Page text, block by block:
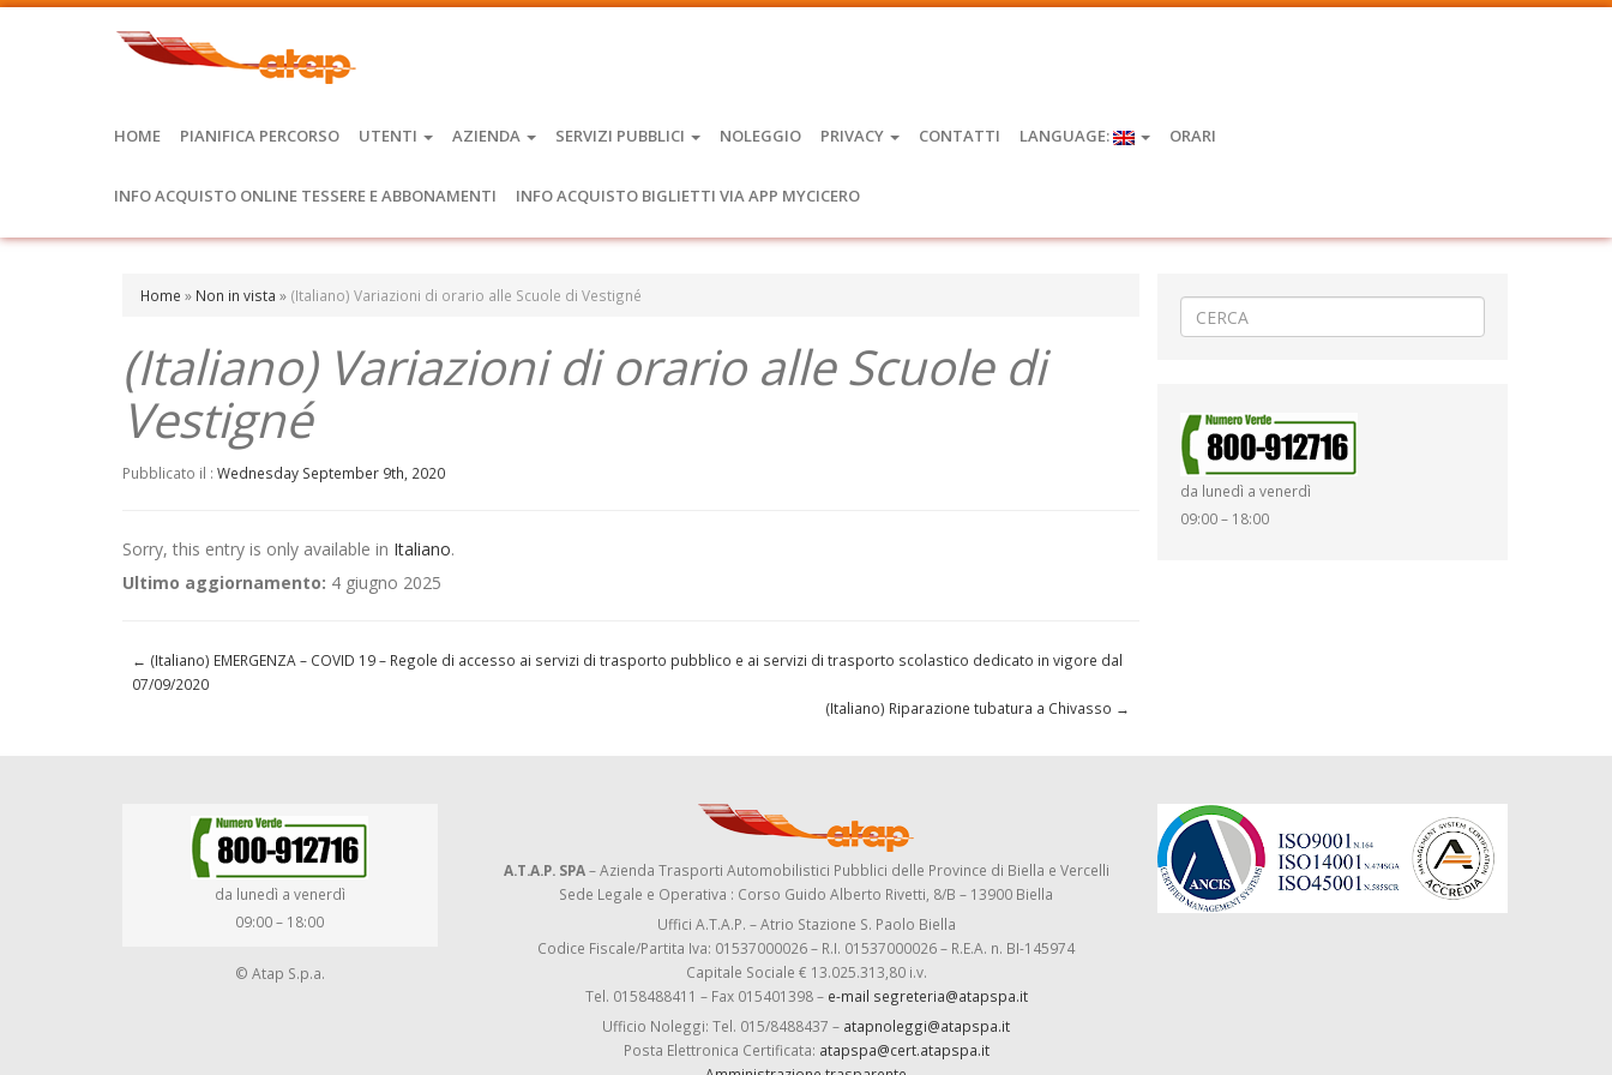
HOME PIANIFICA PERCORSO UTENTI AZIENDA SERVIZI PUBBLICI NOLEGGIO PRIVACY CONTATTI LANGUAGE: ORARI
INFO ACQUISTO ONLINE TESSERE E ABBONAMENTI INFO ACQUISTO BIGLIETTI VIA APP MYCICERO
Home » Non in vista » (Italiano) Variazioni di orario alle Scuole di Vestigné
(Italiano) Variazioni di orario alle Scuole di
Vestigné
Pubblicato il : Wednesday September 9th, 2020
Sorry, this entry is only available in Italiano.
Ultimo aggiornamento: 4 giugno 2025
← (Italiano) EMERGENZA – COVID 19 – Regole di accesso ai servizi di trasporto pubblico e ai servizi di trasporto scolastico dedicato in vigore dal
07/09/2020
(Italiano) Riparazione tubatura a Chivasso →
da lunedì a venerdì
09:00 – 18:00
da lunedì a venerdì
09:00 – 18:00
© Atap S.p.a.
A.T.A.P. SPA– Azienda Trasporti Automobilistici Pubblici delle Province di Biella e Vercelli
Sede Legale e Operativa : Corso Guido Alberto Rivetti, 8/B – 13900 Biella
Uffici A.T.A.P. – Atrio Stazione S. Paolo Biella
Codice Fiscale/Partita Iva: 01537000026 – R.I. 01537000026 – R.E.A. n. BI-145974
Capitale Sociale € 13.025.313,80 i.v.
Tel. 0158488411 – Fax 015401398 – e-mail segreteria@atapspa.it
Ufficio Noleggi: Tel. 015/8488437 – atapnoleggi@atapspa.it
Posta Elettronica Certificata: atapspa@cert.atapspa.it